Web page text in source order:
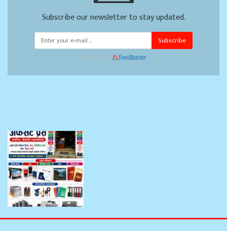
Subscribe our newsletter to stay updated.
Subscribe